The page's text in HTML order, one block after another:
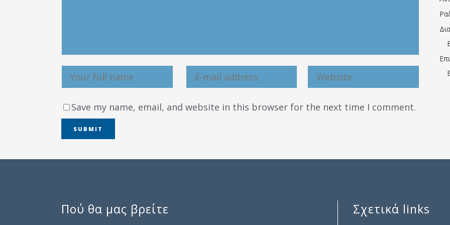
Save my name, email, and website in this browser for the next time I comment.
Πού θα μας βρείτε Σχετικά links